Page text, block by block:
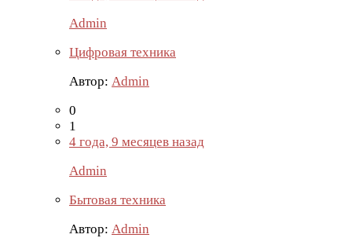
Admin
Цифровая техника
Автор: Admin
0
1
4 года, 9 месяцев назад
Admin
Бытовая техника
Автор: Admin